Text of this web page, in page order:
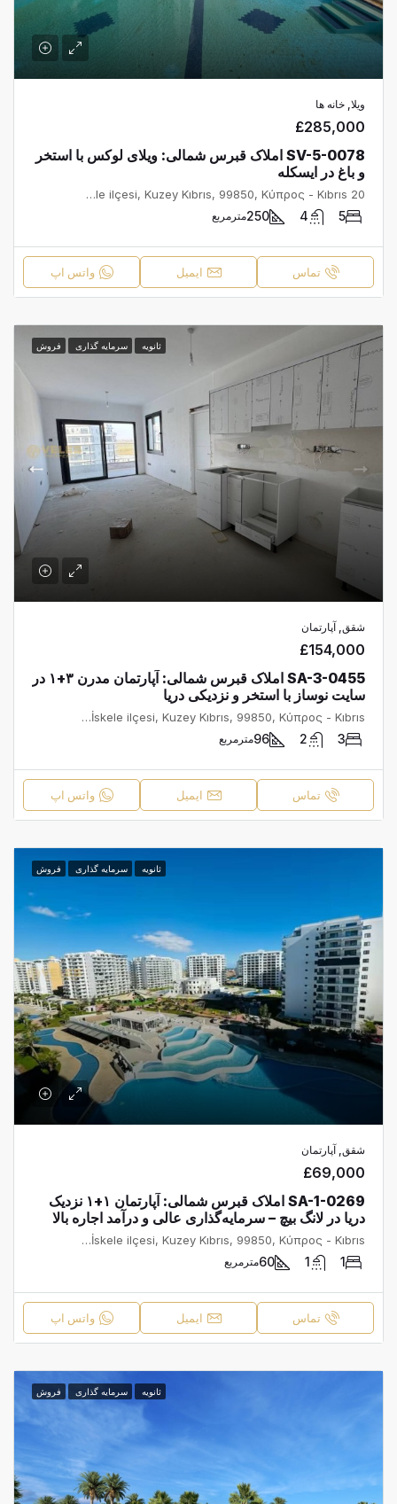
ویلا, خانه ها
£285,000
SV-5-0078 املاک قبرس شمالی: ویلای لوکس با استخر
و باغ در ایسکله
20 Temmuz Caddesi, Bahçeler, İskele Belediyesi, İskele ilçesi, Kuzey Kıbrıs, 99850, Κύπρος - Kıbrıs
5
4
250مترمربع
تماس ایمیل واتس اپ
ثانویه سرمایه گذاری فروش
شقق, آپارتمان
£154,000
SA-3-0455 املاک قبرس شمالی: آپارتمان مدرن ۳+۱ در
سایت نوساز با استخر و نزدیکی دریا
Caesar Resort, İskele, İskele Belediyesi, İskele ilçesi, Kuzey Kıbrıs, 99850, Κύπρος - Kıbrıs
3
2
96مترمربع
تماس ایمیل واتس اپ
ثانویه سرمایه گذاری فروش
شقق, آپارتمان
£69,000
SA-1-0269 املاک قبرس شمالی: آپارتمان ۱+۱ نزدیک
دریا در لانگ بیچ – سرمایه‌گذاری عالی و درآمد اجاره بالا
Caesar Resort, İskele, İskele Belediyesi, İskele ilçesi, Kuzey Kıbrıs, 99850, Κύπρος - Kıbrıs
60مترمربع
تماس ایمیل واتس اپ
ثانویه سرمایه گذاری فروش